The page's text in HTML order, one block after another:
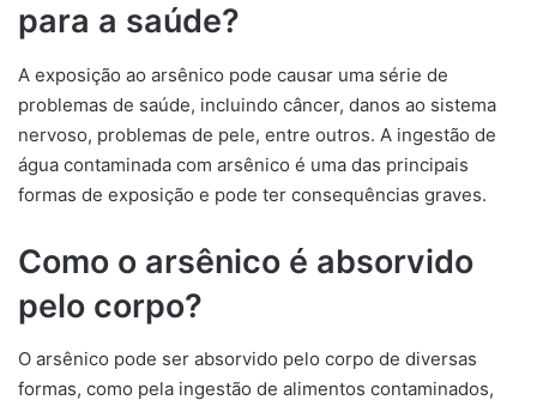
para a saúde?
A exposição ao arsênico pode causar uma série de
problemas de saúde, incluindo câncer, danos ao sistema
nervoso, problemas de pele, entre outros. A ingestão de
água contaminada com arsênico é uma das principais
formas de exposição e pode ter consequências graves.
Como o arsênico é absorvido
pelo corpo?
O arsênico pode ser absorvido pelo corpo de diversas
formas, como pela ingestão de alimentos contaminados,